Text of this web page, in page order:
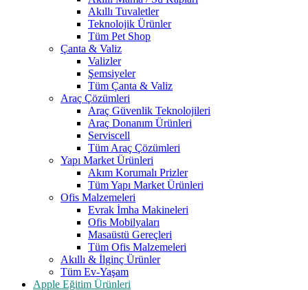
Akıllı Tuvaletler
Teknolojik Ürünler
Tüm Pet Shop
Çanta & Valiz
Valizler
Şemsiyeler
Tüm Çanta & Valiz
Araç Çözümleri
Araç Güvenlik Teknolojileri
Araç Donanım Ürünleri
Serviscell
Tüm Araç Çözümleri
Yapı Market Ürünleri
Akım Korumalı Prizler
Tüm Yapı Market Ürünleri
Ofis Malzemeleri
Evrak İmha Makineleri
Ofis Mobilyaları
Masaüstü Gereçleri
Tüm Ofis Malzemeleri
Akıllı & İlginç Ürünler
Tüm Ev-Yaşam
Apple Eğitim Ürünleri